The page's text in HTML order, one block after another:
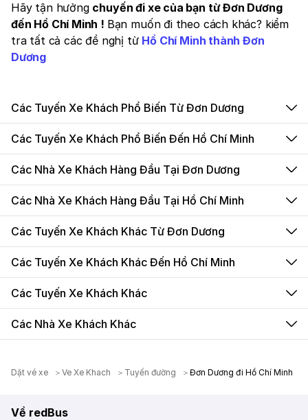
Hãy tận hưởng chuyến đi xe của bạn từ Đơn Dương
đến Hồ Chí Minh ! Bạn muốn đi theo cách khác? kiểm
tra tất cả các đề nghị từ Hồ Chí Minh thành Đơn
Dương
Các Tuyến Xe Khách Phổ Biến Từ Đơn Dương
Các Tuyến Xe Khách Phổ Biến Đến Hồ Chí Minh
Các Nhà Xe Khách Hàng Đầu Tại Đơn Dương
Các Nhà Xe Khách Hàng Đầu Tại Hồ Chí Minh
Các Tuyến Xe Khách Khác Từ Đơn Dương
Các Tuyến Xe Khách Khác Đến Hồ Chí Minh
Các Tuyến Xe Khách Khác
Các Nhà Xe Khách Khác
Dặt vé xe Ve Xe Khach Tuyến đường Đơn Dương đi Hồ Chí Minh
Về redBus